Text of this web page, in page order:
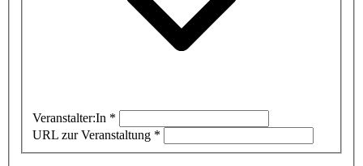
Veranstalter:In *
URL zur Veranstaltung *